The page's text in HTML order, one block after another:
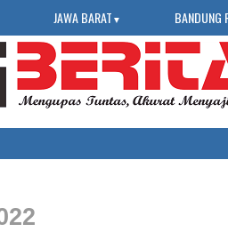
JAWA BARAT ▼ BANDUNG